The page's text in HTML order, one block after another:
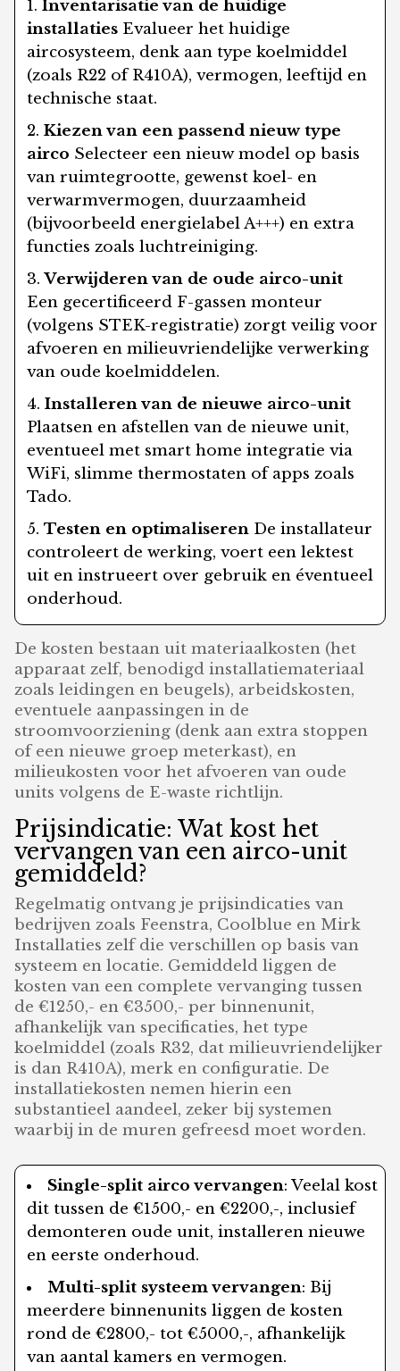
Inventarisatie van de huidige
installaties Evalueer het huidige
aircosysteem, denk aan type koelmiddel
(zoals R22 of R410A), vermogen, leeftijd en
technische staat.
Kiezen van een passend nieuw type
airco Selecteer een nieuw model op basis
van ruimtegrootte, gewenst koel- en
verwarmvermogen, duurzaamheid
(bijvoorbeeld energielabel A+++) en extra
functies zoals luchtreiniging.
Verwijderen van de oude airco-unit
Een gecertificeerd F-gassen monteur
(volgens STEK-registratie) zorgt veilig voor
afvoeren en milieuvriendelijke verwerking
van oude koelmiddelen.
Installeren van de nieuwe airco-unit
Plaatsen en afstellen van de nieuwe unit,
eventueel met smart home integratie via
WiFi, slimme thermostaten of apps zoals
Tado.
Testen en optimaliseren De installateur
controleert de werking, voert een lektest
uit en instrueert over gebruik en éventueel
onderhoud.
De kosten bestaan uit materiaalkosten (het
apparaat zelf, benodigd installatiemateriaal
zoals leidingen en beugels), arbeidskosten,
eventuele aanpassingen in de
stroomvoorziening (denk aan extra stoppen
of een nieuwe groep meterkast), en
milieukosten voor het afvoeren van oude
units volgens de E-waste richtlijn.
Prijsindicatie: Wat kost het
vervangen van een airco-unit
gemiddeld?
Regelmatig ontvang je prijsindicaties van
bedrijven zoals Feenstra, Coolblue en Mirk
Installaties zelf die verschillen op basis van
systeem en locatie. Gemiddeld liggen de
kosten van een complete vervanging tussen
de €1250,- en €3500,- per binnenunit,
afhankelijk van specificaties, het type
koelmiddel (zoals R32, dat milieuvriendelijker
is dan R410A), merk en configuratie. De
installatiekosten nemen hierin een
substantieel aandeel, zeker bij systemen
waarbij in de muren gefreesd moet worden.
Single-split airco vervangen: Veelal kost
dit tussen de €1500,- en €2200,-, inclusief
demonteren oude unit, installeren nieuwe
en eerste onderhoud.
Multi-split systeem vervangen: Bij
meerdere binnenunits liggen de kosten
rond de €2800,- tot €5000,-, afhankelijk
van aantal kamers en vermogen.